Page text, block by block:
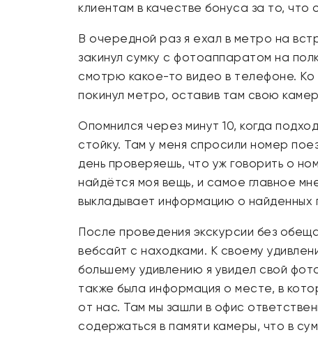
клиентам в качестве бонуса за то, что
В очередной раз я ехал в метро на
закинул сумку с фотоаппаратом на
смотрю какое-то видео в телефоне. Ко
покинул метро, оставив там свою
Опомнился через минут 10, когда
стойку. Там у меня спросили номер
день проверяешь, что уж говорить о
найдётся моя вещь, и самое главное
выкладывает информацию о найденных
После проведения экскурсии без
вебсайт с находками. К своему
большему удивлению я увидел свой
также была информация о месте, в
от нас. Там мы зашли в офис
содержаться в памяти камеры, что в